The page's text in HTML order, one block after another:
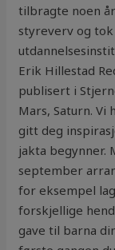
tilbragte noen
styreverv og
Erik Hillestad
publisert i
Mars, Saturn.
gitt deg
jakta begynner.
september
for eksempel
forskjellige
gave til barna